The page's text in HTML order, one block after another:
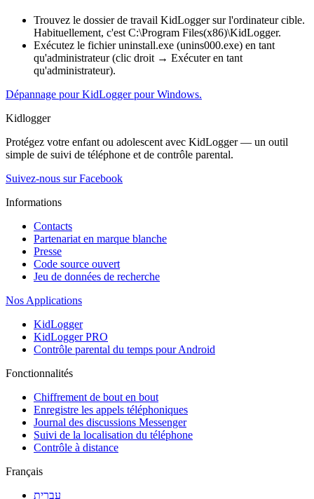
Trouvez le dossier de travail KidLogger sur l'ordinateur cible.
Habituellement, c'est C:\Program Files(x86)\KidLogger.
Exécutez le fichier uninstall.exe (unins000.exe) en tant
qu'administrateur (clic droit → Exécuter en tant
qu'administrateur).
Dépannage pour KidLogger pour Windows.
Kidlogger
Protégez votre enfant ou adolescent avec KidLogger — un outil
simple de suivi de téléphone et de contrôle parental.
Suivez-nous sur Facebook
Informations
Contacts
Partenariat en marque blanche
Presse
Code source ouvert
Jeu de données de recherche
Nos Applications
KidLogger
KidLogger PRO
Contrôle parental du temps pour Android
Fonctionnalités
Chiffrement de bout en bout
Enregistre les appels téléphoniques
Journal des discussions Messenger
Suivi de la localisation du téléphone
Contrôle à distance
Français
עִבְרִית